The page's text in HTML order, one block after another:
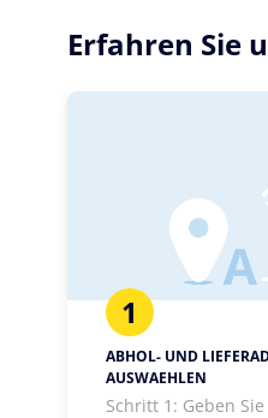
Erfahren Sie
1
ABHOL- UND
AUSWAEHLEN
Schritt 1: Geben